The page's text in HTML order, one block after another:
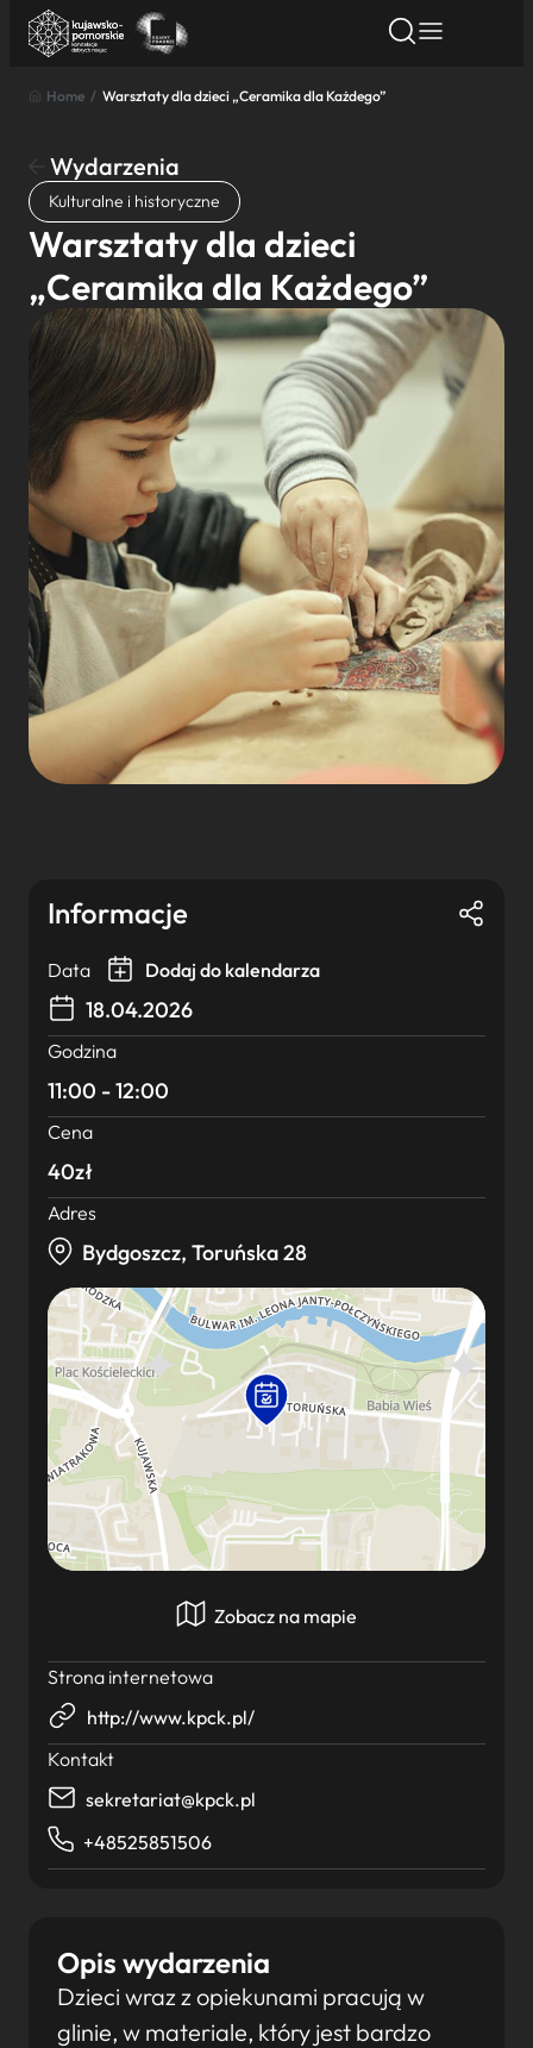
Znajdź atrakcję
Nazwa atrakcji
Miasto
Kategoria
Wyszukaj
Home / Warsztaty dla dzieci „Ceramika dla Każdego”
Wydarzenia
Kulturalne i historyczne
Warsztaty dla dzieci
„Ceramika dla Każdego”
Opis wydarzenia
Dzieci wraz z opiekunami pracują w
glinie, w materiale, który jest bardzo
Informacje
Data Dodaj do kalendarza
18.04.2026
Godzina
11:00 - 12:00
Cena
40zł
Adres
Bydgoszcz, Toruńska 28
Zobacz na mapie
Strona internetowa
http://www.kpck.pl/
Kontakt
sekretariat@kpck.pl
+48525851506